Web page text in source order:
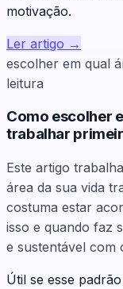
motivação.
Ler artigo →
escolher em qual
leitura
Como escolher
trabalhar
Este artigo
área da sua vida
costuma estar
isso e quando faz
e sustentável com
Útil se esse